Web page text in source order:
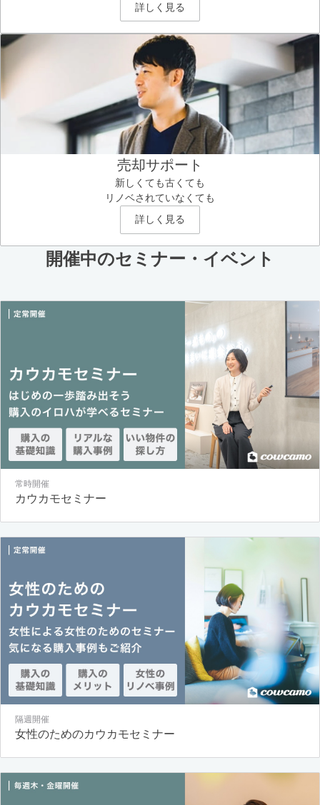
詳しく見る
売却サポート
新しくても古くても
リノベされていなくても
詳しく見る
開催中のセミナー・イベント
常時開催
カウカモセミナー
隔週開催
女性のためのカウカモセミナー